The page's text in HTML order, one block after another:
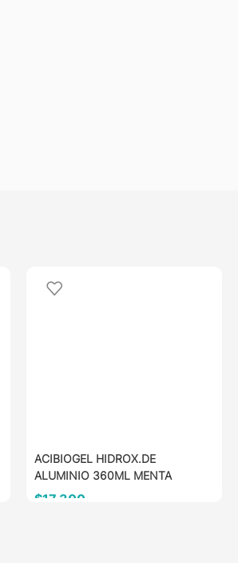
ACIBIOGEL HIDROX.DE
ALUMINIO 360ML MENTA
$17.300